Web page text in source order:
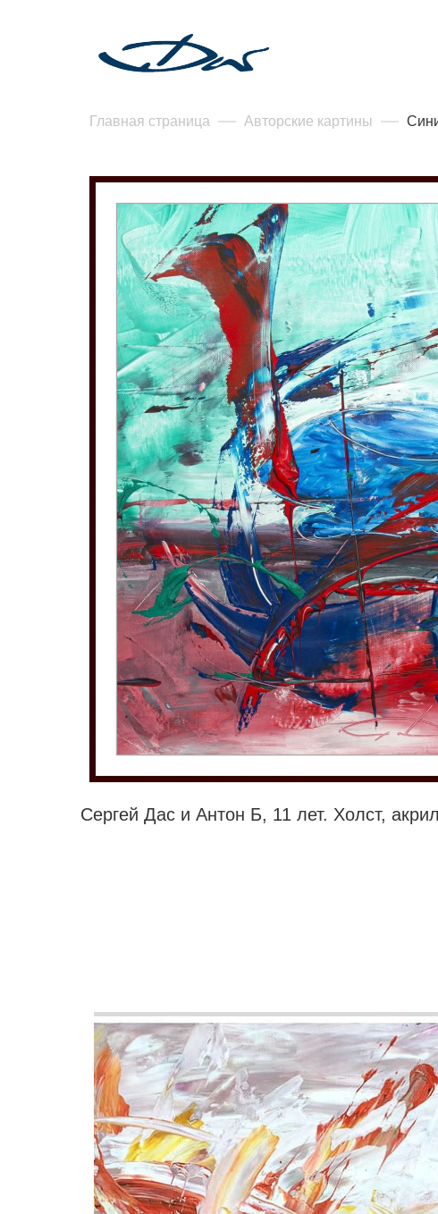
Главная страница Авторские картины
Сергей Дас и Антон Б, 11 лет. Холст,